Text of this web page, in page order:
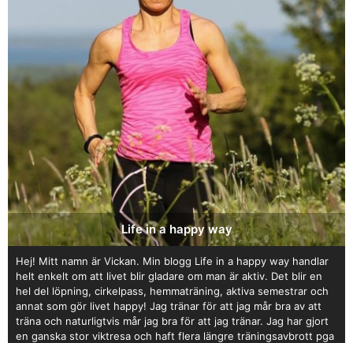
Life in a happy way
Hej! Mitt namn är Vickan. Min blogg Life in a happy way handlar
helt enkelt om att livet blir gladare om man är aktiv. Det blir en
hel del löpning, cirkelpass, hemmaträning, aktiva semestrar och
annat som gör livet happy! Jag tränar för att jag mår bra av att
träna och naturligtvis mår jag bra för att jag tränar. Jag har gjort
en ganska stor viktresa och haft flera längre träningsavbrott pga